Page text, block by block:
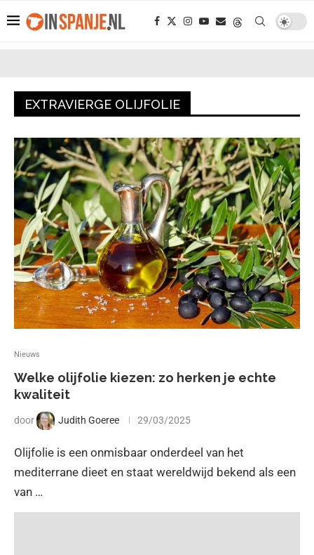
EXTRAVIERGE OLIJFOLIE
Nieuws
Welke olijfolie kiezen: zo herken je echte
kwaliteit
door Judith Goeree 29/03/2025
Olijfolie is een onmisbaar onderdeel van het
mediterrane dieet en staat wereldwijd bekend als een
van …